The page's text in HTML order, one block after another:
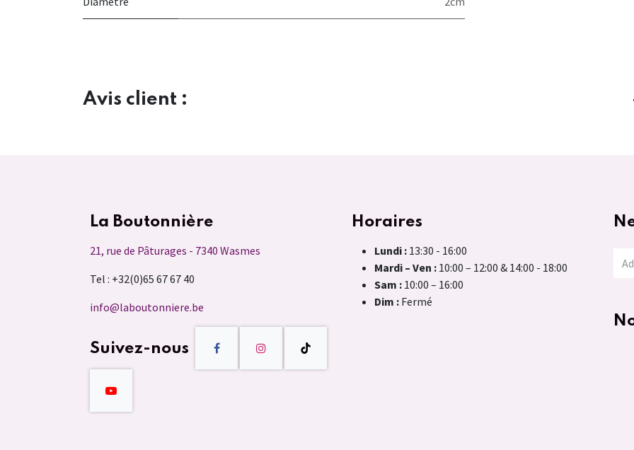
Avis client :
La Boutonnière
21, rue de Pâturages - 7340 Wasmes
Tel : +32(0)65 67 67 40
info@laboutonniere.be
Suivez-nous
Horaires
Lundi : 13:30 - 16:00
Mardi – Ven : 10:00 – 12:00 & 14:00 - 18:00
Sam : 10:00 – 16:00
Dim : Fermé